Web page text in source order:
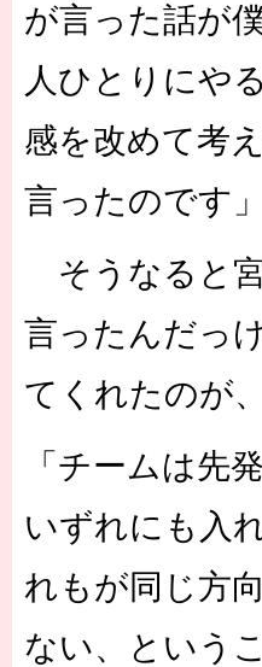
が言った話が
人ひとりにや
感を改めて考
言ったのです」
そうなると
言ったんだっ
てくれたのが
「チームは先
いずれにも入
れもが同じ方
ない、という